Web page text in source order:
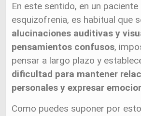
En este sentido, en un
esquizofrenia, es habitual que
alucinaciones auditivas y
pensamientos confusos,
pensar a largo plazo y
dificultad para mantener
personales y expresar
Como puedes suponer por